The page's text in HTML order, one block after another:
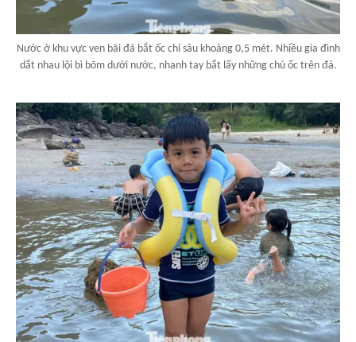
Nước ở khu vực ven bãi đá bắt ốc chỉ sâu khoảng 0,5 mét. Nhiều gia đình
dắt nhau lội bì bõm dưới nước, nhanh tay bắt lấy những chú ốc trên đá.